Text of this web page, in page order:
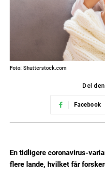
Foto: Shutterstock.com
Del
Facebook
En tidligere coronavirus-
flere lande, hvilket får